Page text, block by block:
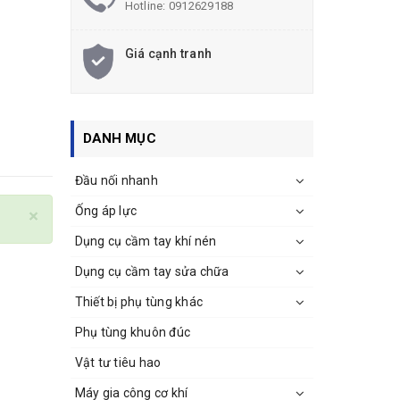
×
Hotline: 0912629188
Giá cạnh tranh
DANH MỤC
Đầu nối nhanh
Ống áp lực
Dụng cụ cầm tay khí nén
Dụng cụ cầm tay sửa chữa
Thiết bị phụ tùng khác
Phụ tùng khuôn đúc
Vật tư tiêu hao
Máy gia công cơ khí